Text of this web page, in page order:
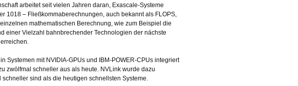
arbeitet seit vielen Jahren daran, Exascale-Systeme
1018 – Fließkommaberechnungen, auch bekannt als FLOPS,
mathematischen Berechnung, wie zum Beispiel die
einer Vielzahl bahnbrechender Technologien der nächste
Systemen mit NVIDIA-GPUs und IBM-POWER-CPUs integriert
zwölfmal schneller aus als heute. NVLink wurde dazu
sind als die heutigen schnellsten Systeme.